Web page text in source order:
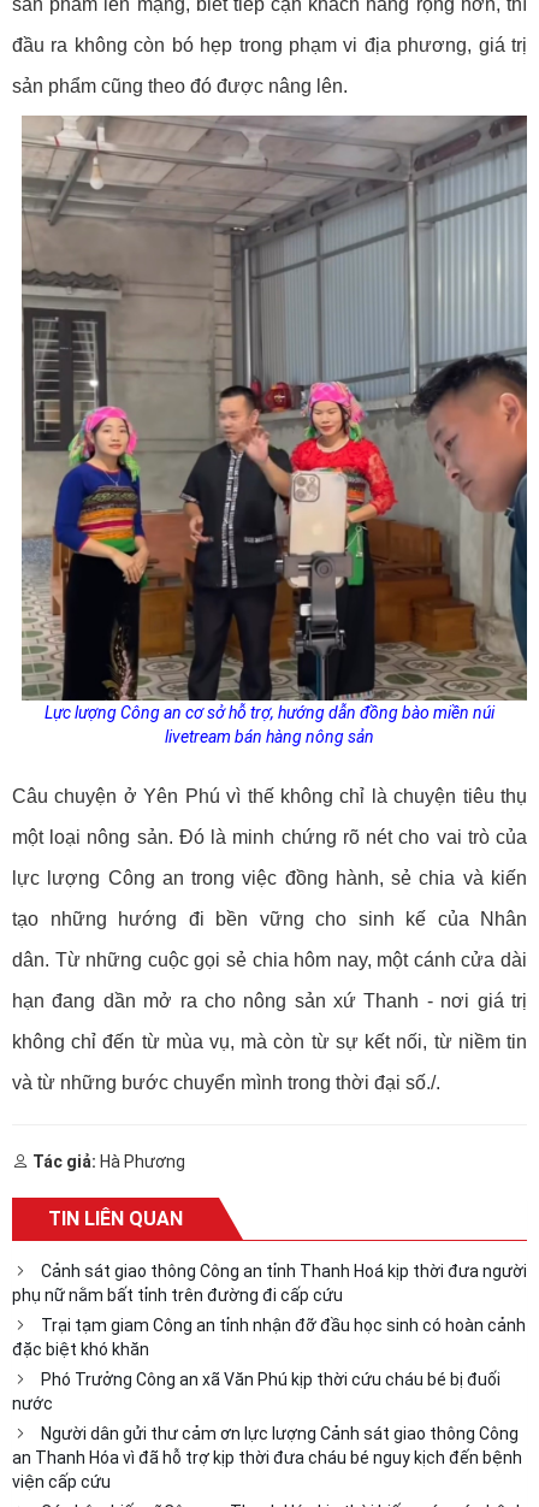
đầu ra không còn bó hẹp trong phạm vi địa phương, giá trị
sản phẩm cũng theo đó được nâng lên.
Lực lượng Công an cơ sở hỗ trợ, hướng dẫn đồng bào miền núi
livetream bán hàng nông sản
Câu chuyện ở Yên Phú vì thế không chỉ là chuyện tiêu thụ
một loại nông sản. Đó là minh chứng rõ nét cho vai trò của
lực lượng Công an trong việc đồng hành, sẻ chia và kiến
tạo những hướng đi bền vững cho sinh kế của Nhân
dân. Từ những cuộc gọi sẻ chia hôm nay, một cánh cửa dài
hạn đang dần mở ra cho nông sản xứ Thanh - nơi giá trị
không chỉ đến từ mùa vụ, mà còn từ sự kết nối, từ niềm tin
và từ những bước chuyển mình trong thời đại số./.
Tác giả: Hà Phương
TIN LIÊN QUAN
Cảnh sát giao thông Công an tỉnh Thanh Hoá kịp thời đưa người
phụ nữ nằm bất tỉnh trên đường đi cấp cứu
Trại tạm giam Công an tỉnh nhận đỡ đầu học sinh có hoàn cảnh
đặc biệt khó khăn
Phó Trưởng Công an xã Văn Phú kịp thời cứu cháu bé bị đuối
nước
Người dân gửi thư cảm ơn lực lượng Cảnh sát giao thông Công
an Thanh Hóa vì đã hỗ trợ kịp thời đưa cháu bé nguy kịch đến bệnh
viện cấp cứu